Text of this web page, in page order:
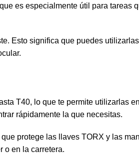
es especialmente útil para tareas
Esto significa que puedes
T40, lo que te permite utilizarlas
rápidamente la que necesitas.
protege las llaves TORX y las
o en la carretera.